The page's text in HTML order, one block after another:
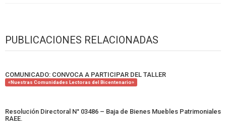
PUBLICACIONES RELACIONADAS
COMUNICADO: CONVOCA A PARTICIPAR DEL TALLER
«Nuestras Comunidades Lectoras del Bicentenario»
Resolución Directoral N° 03486 – Baja de Bienes Muebles Patrimoniales
RAEE.